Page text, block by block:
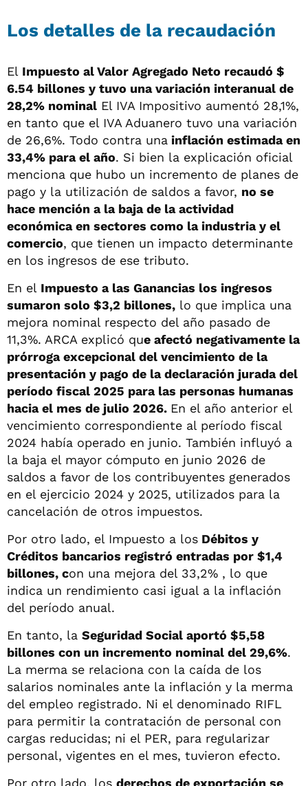
Los detalles de la recaudación
El Impuesto al Valor Agregado Neto recaudó $
6.54 billones y tuvo una variación interanual de
28,2% nominal El IVA Impositivo aumentó 28,1%,
en tanto que el IVA Aduanero tuvo una variación
de 26,6%. Todo contra una inflación estimada en
33,4% para el año. Si bien la explicación oficial
menciona que hubo un incremento de planes de
pago y la utilización de saldos a favor, no se
hace mención a la baja de la actividad
económica en sectores como la industria y el
comercio, que tienen un impacto determinante
en los ingresos de ese tributo.
En el Impuesto a las Ganancias los ingresos
sumaron solo $3,2 billones, lo que implica una
mejora nominal respecto del año pasado de
11,3%. ARCA explicó que afectó negativamente la
prórroga excepcional del vencimiento de la
presentación y pago de la declaración jurada del
período fiscal 2025 para las personas humanas
hacia el mes de julio 2026. En el año anterior el
vencimiento correspondiente al período fiscal
2024 había operado en junio. También influyó a
la baja el mayor cómputo en junio 2026 de
saldos a favor de los contribuyentes generados
en el ejercicio 2024 y 2025, utilizados para la
cancelación de otros impuestos.
Por otro lado, el Impuesto a los Débitos y
Créditos bancarios registró entradas por $1,4
billones, con una mejora del 33,2% , lo que
indica un rendimiento casi igual a la inflación
del período anual.
En tanto, la Seguridad Social aportó $5,58
billones con un incremento nominal del 29,6%.
La merma se relaciona con la caída de los
salarios nominales ante la inflación y la merma
del empleo registrado. Ni el denominado RIFL
para permitir la contratación de personal con
cargas reducidas; ni el PER, para regularizar
personal, vigentes en el mes, tuvieron efecto.
Por otro lado, los derechos de exportación se